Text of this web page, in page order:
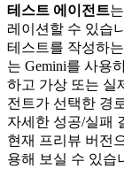
테스트 에이전트
레이션할 수 있습
테스트를 작성하
는 Gemini를 사용
하고 가상 또는 실
전트가 선택한 경
자세한 성공/실패
현재 프리뷰 버전
용해 보실 수 있습